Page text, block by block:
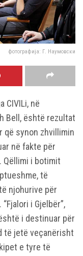
фотографија: Г. Наумовски
CIVILi, në
Bell, është rezultat
që synon zhvillimin
në fakte për
Qëllimi i botimit
të
njohurive për
i Gjelbër”,
i destinuar për
të jetë veçanërisht
e tyre të